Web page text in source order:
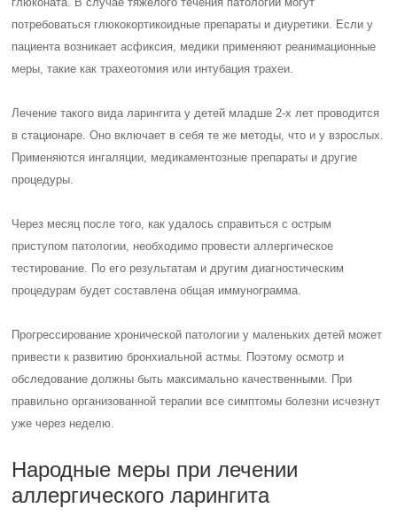
потребоваться глюкокортикоидные препараты и диуретики. Если у
пациента возникает асфиксия, медики применяют реанимационные
меры, такие как трахеотомия или интубация трахеи.
Лечение такого вида ларингита у детей младше 2-х лет проводится
в стационаре. Оно включает в себя те же методы, что и у взрослых.
Применяются ингаляции, медикаментозные препараты и другие
процедуры.
Через месяц после того, как удалось справиться с острым
приступом патологии, необходимо провести аллергическое
тестирование. По его результатам и другим диагностическим
процедурам будет составлена общая иммунограмма.
Прогрессирование хронической патологии у маленьких детей может
привести к развитию бронхиальной астмы. Поэтому осмотр и
обследование должны быть максимально качественными. При
правильно организованной терапии все симптомы болезни исчезнут
уже через неделю.
Народные меры при лечении
аллергического ларингита